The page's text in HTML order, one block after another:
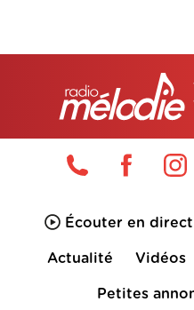
Écouter en direct
Actualité Vidéos
Petites